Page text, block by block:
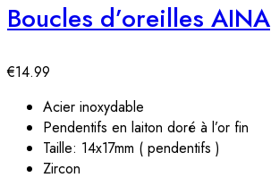
Boucles d’oreilles AINA
€14.99
Acier inoxydable
Pendentifs en laiton doré à l’or fin
Taille: 14x17mm ( pendentifs )
Zircon